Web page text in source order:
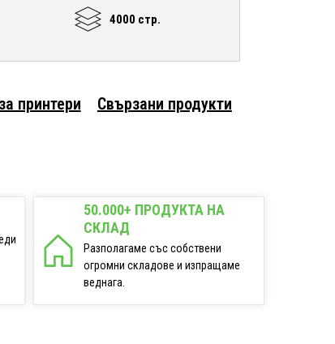
4000 стр.
принтери Свързани продукти
50.000+ ПРОДУКТА НА
СКЛАД
Разполагаме със собствени
огромни складове и изпращаме
веднага.